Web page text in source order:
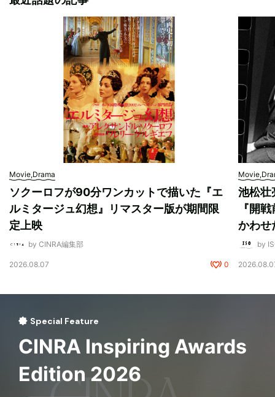
Movie,Drama
ソクーロフが90分ワンカットで描いた『エ
ルミタージュ幻想』リマスター版が期間限
定上映
by CINRA編集部
2026.08.07 0
池松壮
『開
かわせ
by
Special Feature
CINRA Inspiring Awards
Edition 2026